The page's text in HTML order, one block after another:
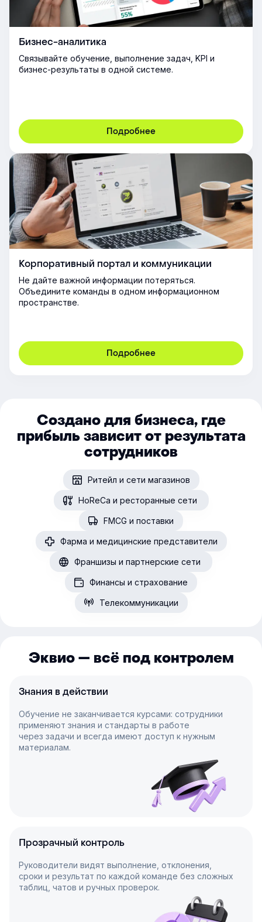
Бизнес-аналитика
Связывайте обучение, выполнение задач, KPI и
бизнес-результаты в одной системе.
Подробнее
Корпоративный портал и коммуникации
Не дайте важной информации потеряться.
Объедините команды в одном информационном
пространстве.
Подробнее
Создано для бизнеса, где
прибыль зависит от результата
сотрудников
Ритейл и сети магазинов
HoReCa и ресторанные сети
FMCG и поставки
Фарма и медицинские представители
Франшизы и партнерские сети
Финансы и страхование
Телекоммуникации
Эквио — всё под контролем
Знания в действии
Обучение не заканчивается курсами: сотрудники
применяют знания и стандарты в работе
через задачи и всегда имеют доступ к нужным
материалам.
Прозрачный контроль
Руководители видят выполнение, отклонения,
сроки и результат по каждой команде без сложных
таблиц, чатов и ручных проверок.